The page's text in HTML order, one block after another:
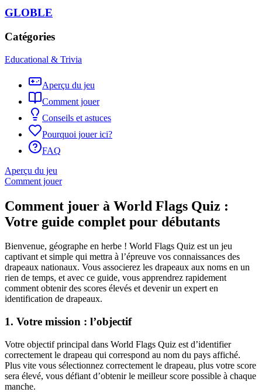
GLOBLE
Catégories
Educational & Trivia
Aperçu du jeu
Comment jouer
Conseils et astuces
Pourquoi jouer ici?
FAQ
Aperçu du jeu
Comment jouer
Comment jouer à World Flags Quiz :
Votre guide complet pour débutants
Bienvenue, géographe en herbe ! World Flags Quiz est un jeu
captivant et simple qui mettra à l’épreuve vos connaissances des
drapeaux nationaux. Vous associerez les drapeaux aux noms en un
rien de temps, et avec ce guide, vous apprendrez rapidement
comment obtenir des scores élevés et devenir un expert en
identification de drapeaux.
1. Votre mission : l’objectif
Votre objectif principal dans World Flags Quiz est d’identifier
correctement le drapeau qui correspond au nom du pays affiché.
Plus vite vous sélectionnez correctement le drapeau, plus votre score
sera élevé, vous défiant d’obtenir le meilleur score possible à chaque
manche.